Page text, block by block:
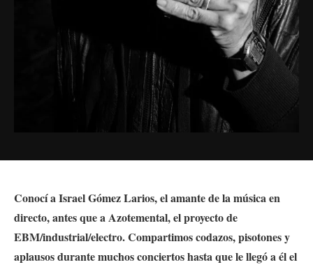
Conocí a Israel Gómez Larios, el amante de la música en
directo, antes que a Azotemental, el proyecto de
EBM/industrial/electro. Compartimos codazos, pisotones y
aplausos durante muchos conciertos hasta que le llegó a él el